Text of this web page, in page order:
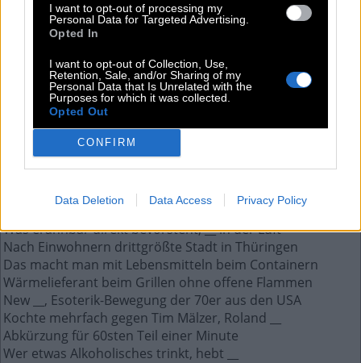
I want to opt-out of processing my
Personal Data for Targeted Advertising.
Opted In
I want to opt-out of Collection, Use,
Retention, Sale, and/or Sharing of my
Personal Data that Is Unrelated with the
Purposes for which it was collected.
Opted Out
CONFIRM
Data Deletion Data Access Privacy Policy
E T
Weitere Antworten aus diesem Rätsel:
Früher als Straßenbelag verwendete dunkle Masse
Buch, __, Pray, Love
Eine sehr sympathische Frau ist eine ganz __
Großer Lebensmittelkonzern mit Sitz in der Schweiz
Der Vietcong startete Anfang 1968 die __-Offensive
Das Gegenteil von trüb
Was erahnbar direkt bevorsteht, __ in der Luft
Nach Einwohnern drittgrößte Stadt in Thüringen
Das macht man mit Lebensmitteln beim Containern
Wärmelieferant beim Grillen ohne offene Flammen
New __, Esoterik-Bewegung der 70er aus den USA
Kochte mehrfach gegen Tim Mälzer, Roland __
Abkürzung für 60sten Teil einer Minute
Wer etwas Alkoholisches trinkt, hebt __